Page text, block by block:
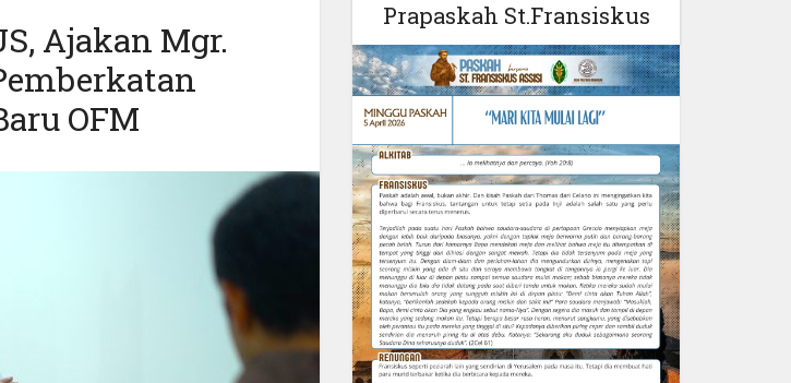
Ajakan Mgr.
OFM
Prapaskah St.Fransiskus